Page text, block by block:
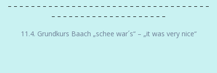
– – – – – – – – – – – – – – – – – – – – – – – – – – – – – – – – – – –
– – – – – – – – – – – – – – – – – – – –
11.4. Grundkurs Baach „schee war´s“ – „it was very nice“